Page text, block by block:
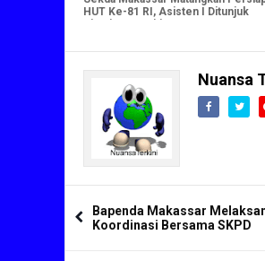
HUT Ke-81 RI, Asisten I Ditunjuk
Nuansa
Bapenda Makassar
Koordinasi Bersama SKPD